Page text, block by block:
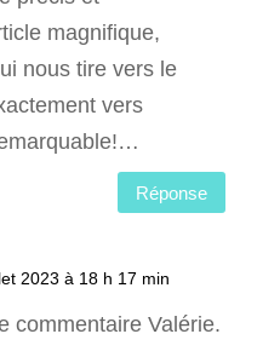
magnifique,
nous tire vers le
vers
Réponse
2023 à 18 h 17 min
commentaire Valérie.